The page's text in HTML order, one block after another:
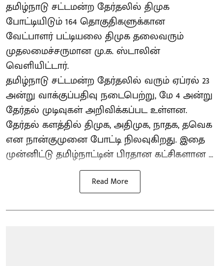
தமிழ்நாடு சட்டமன்ற தேர்தலில் திமுக
போட்டியிடும் 164 தொகுதிகளுக்கான
வேட்பாளர் பட்டியலை திமுக தலைவரும்
முதலமைச்சருமான மு.க. ஸ்டாலின்
வெளியிட்டார்.
தமிழ்நாடு சட்டமன்ற தேர்தலில் வரும் ஏப்ரல் 23
அன்று வாக்குப்பதிவு நடைபெற்று, மே 4 அன்று
தேர்தல் முடிவுகள் அறிவிக்கப்பட உள்ளன.
தேர்தல் களத்தில் திமுக, அதிமுக, நாதக, தவெக
என நான்குமுனை போட்டி நிலவுகிறது. இதை
முன்னிட்டு தமிழ்நாட்டின் பிரதான கட்சிகளான ...
Read More